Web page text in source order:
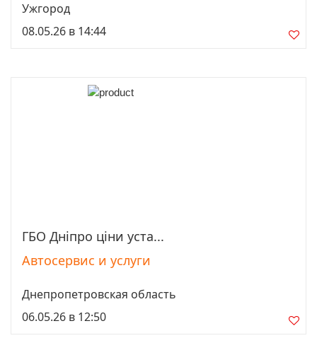
Ужгород
08.05.26 в 14:44
Просмотреть
ГБО Дніпро ціни уста...
Автосервис и услуги
Днепропетровская область
06.05.26 в 12:50